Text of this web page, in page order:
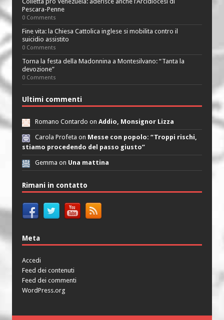
Pescara-Penne
0 Comments
Fine vita: la Chiesa Cattolica inglese si mobilita contro il
suicidio assistito
0 Comments
Torna la festa della Madonnina a Montesilvano: “Tanta la
devozione”
0 Comments
Ultimi commenti
Romano Contardo on Addio, Monsignor Lizza
Carola Profeta on Messe con popolo: “Troppi rischi,
stiamo procedendo del passo giusto”
Gemma on Una mattina
Rimani in contatto
Meta
Accedi
Feed dei contenuti
Feed dei commenti
WordPress.org